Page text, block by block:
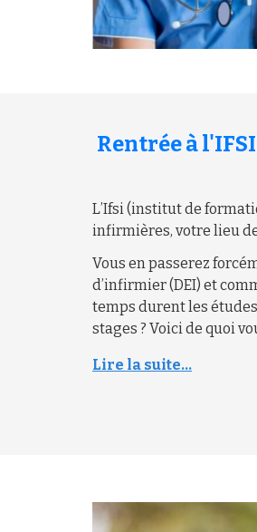
Rentrée à
L’Ifsi (institut de
infirmières, votre lieu
Vous en passerez
d’infirmier (DEI) et
temps durent les études
stages ? Voici de quoi
Lire la suite...